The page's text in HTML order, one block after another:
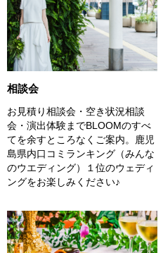
相談会
お見積り相談会・空き状況相談
会・演出体験までBLOOMのすべ
てを余すところなくご案内。鹿児
島県内口コミランキング（みんな
のウエディング）１位のウェディ
ングをお楽しみください♪